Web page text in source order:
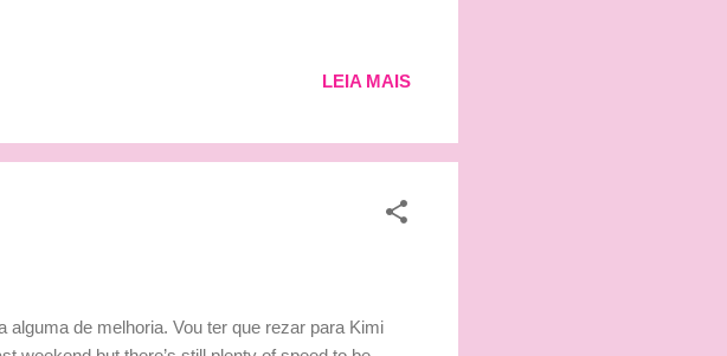
LEIA MAIS
de melhoria. Vou ter que rezar para Kimi